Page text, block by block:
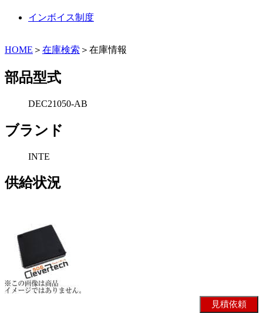
インボイス制度
HOME ＞ 在庫検索 ＞在庫情報
部品型式
DEC21050-AB
ブランド
INTE
供給状況